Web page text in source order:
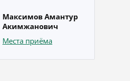
Максимов Амантур
Акимжанович
Места приёма